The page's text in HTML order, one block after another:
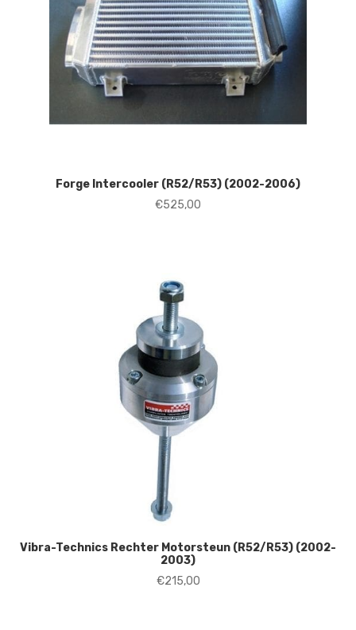
Forge Intercooler (R52/R53) (2002-2006)
€525,00
Vibra-Technics Rechter Motorsteun (R52/R53) (2002-
2003)
€215,00